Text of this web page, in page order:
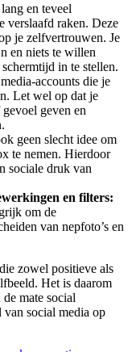
en teveel
verslaafd raken. Deze
je zelfvertrouwen. Je
en niets te willen
in te stellen.
accounts die je
Let wel op dat je
geven en
geen slecht idee om
te nemen. Hierdoor
sociale druk van
en filters:
om de
van nepfoto’s en
zowel positieve als
Het is daarom
mate social
social media op